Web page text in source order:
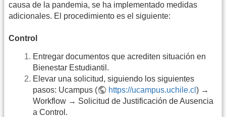
causa de la pandemia, se ha implementado medidas
adicionales. El procedimiento es el siguiente:
Control
Entregar documentos que acrediten situación en
Bienestar Estudiantil.
Elevar una solicitud, siguiendo los siguientes
pasos: Ucampus (
https://ucampus.uchile.cl) →
Workflow → Solicitud de Justificación de Ausencia
a Control.